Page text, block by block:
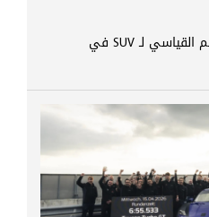
Xiaomi YU7 GT تحطّم الرقم القياسي لـ SUV في